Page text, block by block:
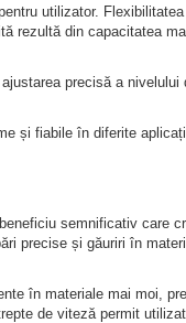
utilizator.
rezultă din capacitatea
precisă a
și fiabile în diferite
semnificativ care
precise și găuriri în
în materiale mai moi,
de viteză permit